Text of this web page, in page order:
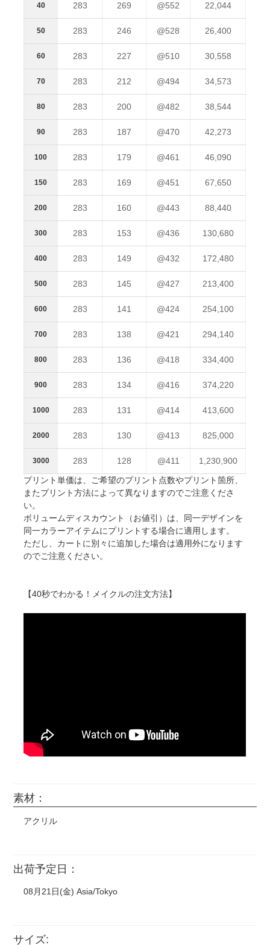
40 283 269 @552 22,044
50 283 246 @528 26,400
60 283 227 @510 30,558
70 283 212 @494 34,573
80 283 200 @482 38,544
90 283 187 @470 42,273
100 283 179 @461 46,090
150 283 169 @451 67,650
200 283 160 @443 88,440
300 283 153 @436 130,680
400 283 149 @432 172,480
500 283 145 @427 213,400
600 283 141 @424 254,100
700 283 138 @421 294,140
800 283 136 @418 334,400
900 283 134 @416 374,220
1000 283 131 @414 413,600
2000 283 130 @413 825,000
3000 283 128 @411
1,230,900
プリント単価は、ご希望のプリント点数やプリント箇所、
またプリント方法によって異なりますのでご注意くださ
い。
ボリュームディスカウント（お値引）は、同一デザインを
同一カラーアイテムにプリントする場合に適用します。
ただし、カートに別々に追加した場合は適用外になります
のでご注意ください。
【40秒でわかる！メイクルの注文方法】
素材：
アクリル
出荷予定日：
08月21日(金) Asia/Tokyo
サイズ: